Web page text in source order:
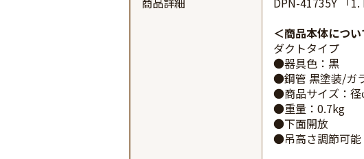
商品本体につい
ダクトタイプ
●器具色：黒
●鋼管 黒塗装/ガ
●商品サイズ：
●重量：0.7kg
●下面開放
●吊高さ調節可能